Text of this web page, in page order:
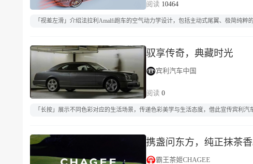
10464
「视差左滑」介绍法拉利Amalfi跑车的空气动力学设计，包括主动式尾翼、极简纯粹
驭享传奇，典藏时光
宾利汽车中国
0
「长按」展示不同色彩对应的生活场景，传递色彩美学与生活态度，借此宣传宾利汽
携盏问东方，纯正抹茶香
霸王茶姬CHAGEE